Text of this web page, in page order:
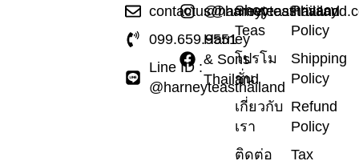
Shop
Teas
โปรโม
ชั่น
เกี่ยวกับ
เรา
ติดต่อ
Privacy
Policy
Shipping
Policy
Refund
Policy
Tax
099.659.9551
Line ID :
@harneyteasthailand
@harneyteasthailand
Harney
& Sons
Thailand